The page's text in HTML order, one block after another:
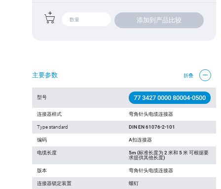
添加到产品比较
主要参数 折叠
型号 77 3427 0000 80004-0500
连接器样式 弯角针头电缆连接器
Type standard DIN EN 61076-2-101
编码 A扣连接器
电缆长度
5m (标准长度为 2 米和 5 米 可根据要
求提供其他长度)
版本 弯角针头电缆连接器
连接器锁定装置 螺钉